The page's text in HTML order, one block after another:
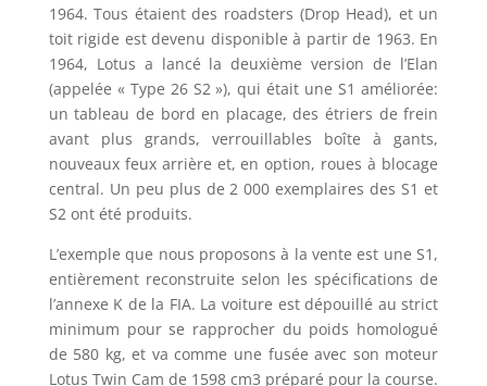
1964. Tous étaient des roadsters (Drop Head), et un
toit rigide est devenu disponible à partir de 1963. En
1964, Lotus a lancé la deuxième version de l’Elan
(appelée « Type 26 S2 »), qui était une S1 améliorée:
un tableau de bord en placage, des étriers de frein
avant plus grands, verrouillables boîte à gants,
nouveaux feux arrière et, en option, roues à blocage
central. Un peu plus de 2 000 exemplaires des S1 et
S2 ont été produits.
L’exemple que nous proposons à la vente est une S1,
entièrement reconstruite selon les spécifications de
l’annexe K de la FIA. La voiture est dépouillé au strict
minimum pour se rapprocher du poids homologué
de 580 kg, et va comme une fusée avec son moteur
Lotus Twin Cam de 1598 cm3 préparé pour la course.